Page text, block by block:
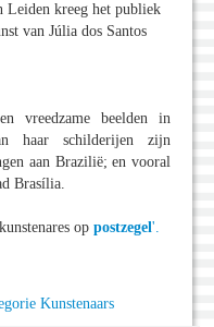
Leiden kreeg het publiek
van Júlia dos Santos
vreedzame beelden in
haar schilderijen zijn
aan Brazilië; en vooral
Brasília.
op postzegel'.
Kunstenaars